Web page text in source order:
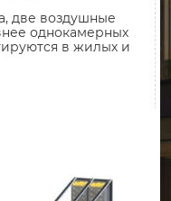
две воздушные
однокамерных
в жилых и